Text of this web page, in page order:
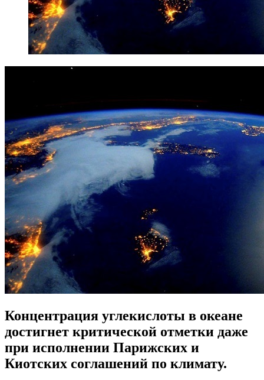
Концентрация углекислоты в океане
достигнет критической отметки даже
при исполнении Парижских и
Киотских соглашений по климату.